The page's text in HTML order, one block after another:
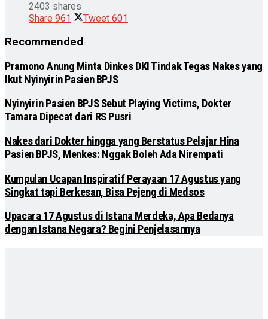
2403 shares
Share 961 Tweet 601
Recommended
Pramono Anung Minta Dinkes DKI Tindak Tegas Nakes yang
Ikut Nyinyirin Pasien BPJS
Nyinyirin Pasien BPJS Sebut Playing Victims, Dokter
Tamara Dipecat dari RS Pusri
Nakes dari Dokter hingga yang Berstatus Pelajar Hina
Pasien BPJS, Menkes: Nggak Boleh Ada Nirempati
Kumpulan Ucapan Inspiratif Perayaan 17 Agustus yang
Singkat tapi Berkesan, Bisa Pejeng di Medsos
Upacara 17 Agustus di Istana Merdeka, Apa Bedanya
dengan Istana Negara? Begini Penjelasannya